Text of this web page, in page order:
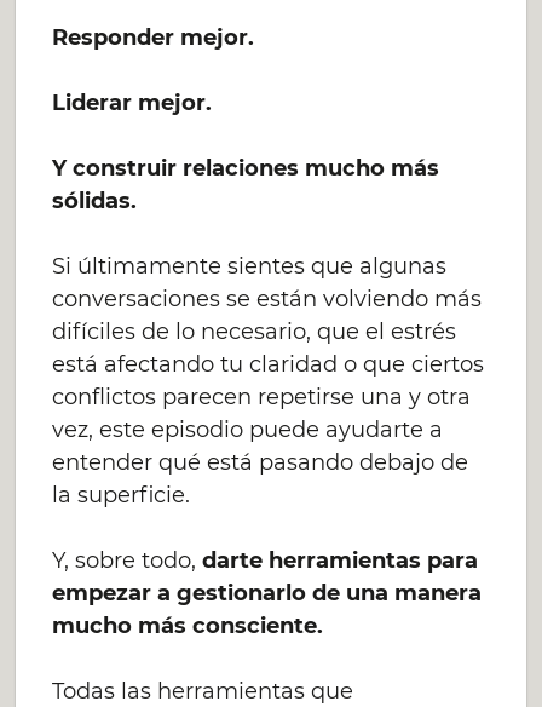
Responder mejor.
Liderar mejor.
Y construir relaciones mucho más
sólidas.
Si últimamente sientes que algunas
conversaciones se están volviendo más
difíciles de lo necesario, que el estrés
está afectando tu claridad o que ciertos
conflictos parecen repetirse una y otra
vez, este episodio puede ayudarte a
entender qué está pasando debajo de
la superficie.
Y, sobre todo,darte herramientas para
empezar a gestionarlo de una manera
mucho más consciente.
Todas las herramientas que